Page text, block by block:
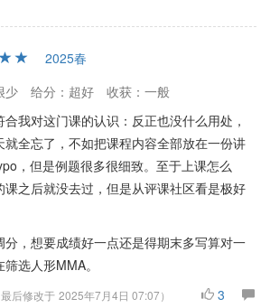
2025春
少 给分：超好
收获：一般
我对这门课的认识：反正也没什么用处，
全忘了，不如把课程内容全部放在一份讲
，但是例题很多很细致。至于上课怎么
之后就没去过，但是从评课社区看是极好
，想要成绩好一点还是得期末多写算对一
选人形MMA。
最后修改于 2025年7月4日 07:07）
3